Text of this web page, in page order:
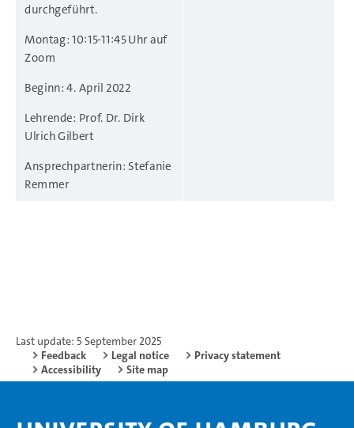
durchgeführt.
Montag: 10:15-11:45 Uhr auf
Zoom
Beginn: 4. April 2022
Lehrende: Prof. Dr. Dirk
Ulrich Gilbert
Ansprechpartnerin: Stefanie
Remmer
Last update: 5 September 2025
Feedback
Legal notice
Privacy statement
Accessibility
Site map